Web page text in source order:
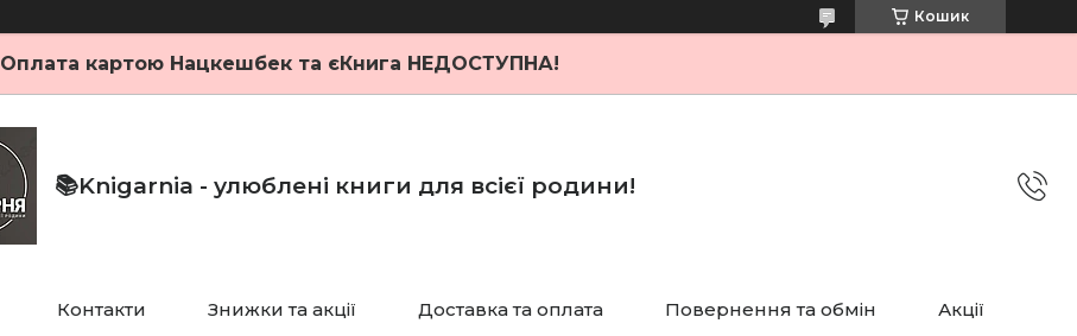
Кошик
Оплата картою Нацкешбек та єКнига НЕДОСТУПНА!
📚Knigarnia - улюблені книги для всієї родини!
Контакти Знижки та акції Доставка та оплата Повернення та обмін Акції